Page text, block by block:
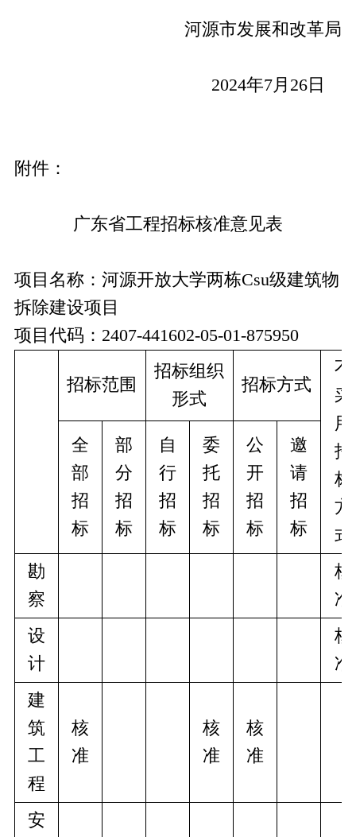
河源市发展和改革局
2024年7月 26 日
附件：
广东省工程招标核准意见表
项目名称： 河源开放大学两栋Csu级建筑物
拆除建设项目
项目代码： 2407-441602-05-01-875950
招标范围
招标组织
形式
招标方式
不
采
用
招
标
方
式
全
部
招
标
部
分
招
标
自
行
招
标
委
托
招
标
公
开
招
标
邀
请
招
标
勘
察
核
准
设
计
核
准
建
筑
工
程
核
准
核
准
核
准
安